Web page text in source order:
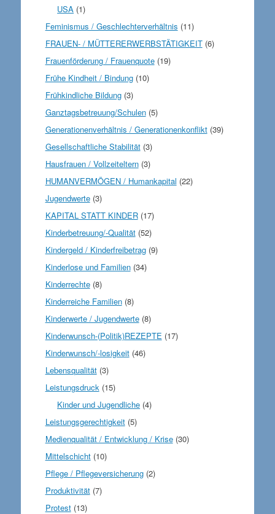
USA (1)
Feminismus / Geschlechterverhältnis (11)
FRAUEN- / MÜTTERERWERBSTÄTIGKEIT(6)
Frauenförderung / Frauenquote(19)
Frühe Kindheit / Bindung(10)
Frühkindliche Bildung(3)
Ganztagsbetreuung/Schulen(5)
Generationenverhältnis / Generationenkonflikt(39)
Gesellschaftliche Stabilität(3)
Hausfrauen / Vollzeiteltern(3)
HUMANVERMÖGEN / Humankapital (22)
Jugendwerte(3)
KAPITAL STATT KINDER(17)
Kinderbetreuung/-Qualität(52)
Kindergeld / Kinderfreibetrag(9)
Kinderlose und Familien(34)
Kinderrechte(8)
Kinderreiche Familien(8)
Kinderwerte / Jugendwerte(8)
Kinderwunsch-(Politik)REZEPTE (17)
Kinderwunsch/-losigkeit(46)
Lebensqualität(3)
Leistungsdruck(15)
Kinder und Jugendliche (4)
Leistungsgerechtigkeit(5)
Medienqualität / Entwicklung / Krise(30)
Mittelschicht(10)
Pflege / Pflegeversicherung(2)
Produktivität(7)
Protest(13)